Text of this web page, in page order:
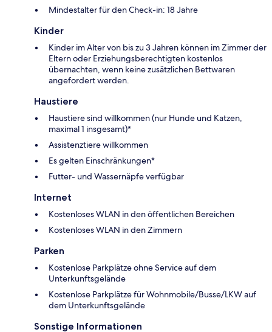
Mindestalter für den Check-in: 18 Jahre
Kinder
Kinder im Alter von bis zu 3 Jahren können im Zimmer der
Eltern oder Erziehungsberechtigten kostenlos
übernachten, wenn keine zusätzlichen Bettwaren
angefordert werden.
Haustiere
Haustiere sind willkommen (nur Hunde und Katzen,
maximal 1 insgesamt)*
Assistenztiere willkommen
Es gelten Einschränkungen*
Futter- und Wassernäpfe verfügbar
Internet
Kostenloses WLAN in den öffentlichen Bereichen
Kostenloses WLAN in den Zimmern
Parken
Kostenlose Parkplätze ohne Service auf dem
Unterkunftsgelände
Kostenlose Parkplätze für Wohnmobile/Busse/LKW auf
dem Unterkunftsgelände
Sonstige Informationen